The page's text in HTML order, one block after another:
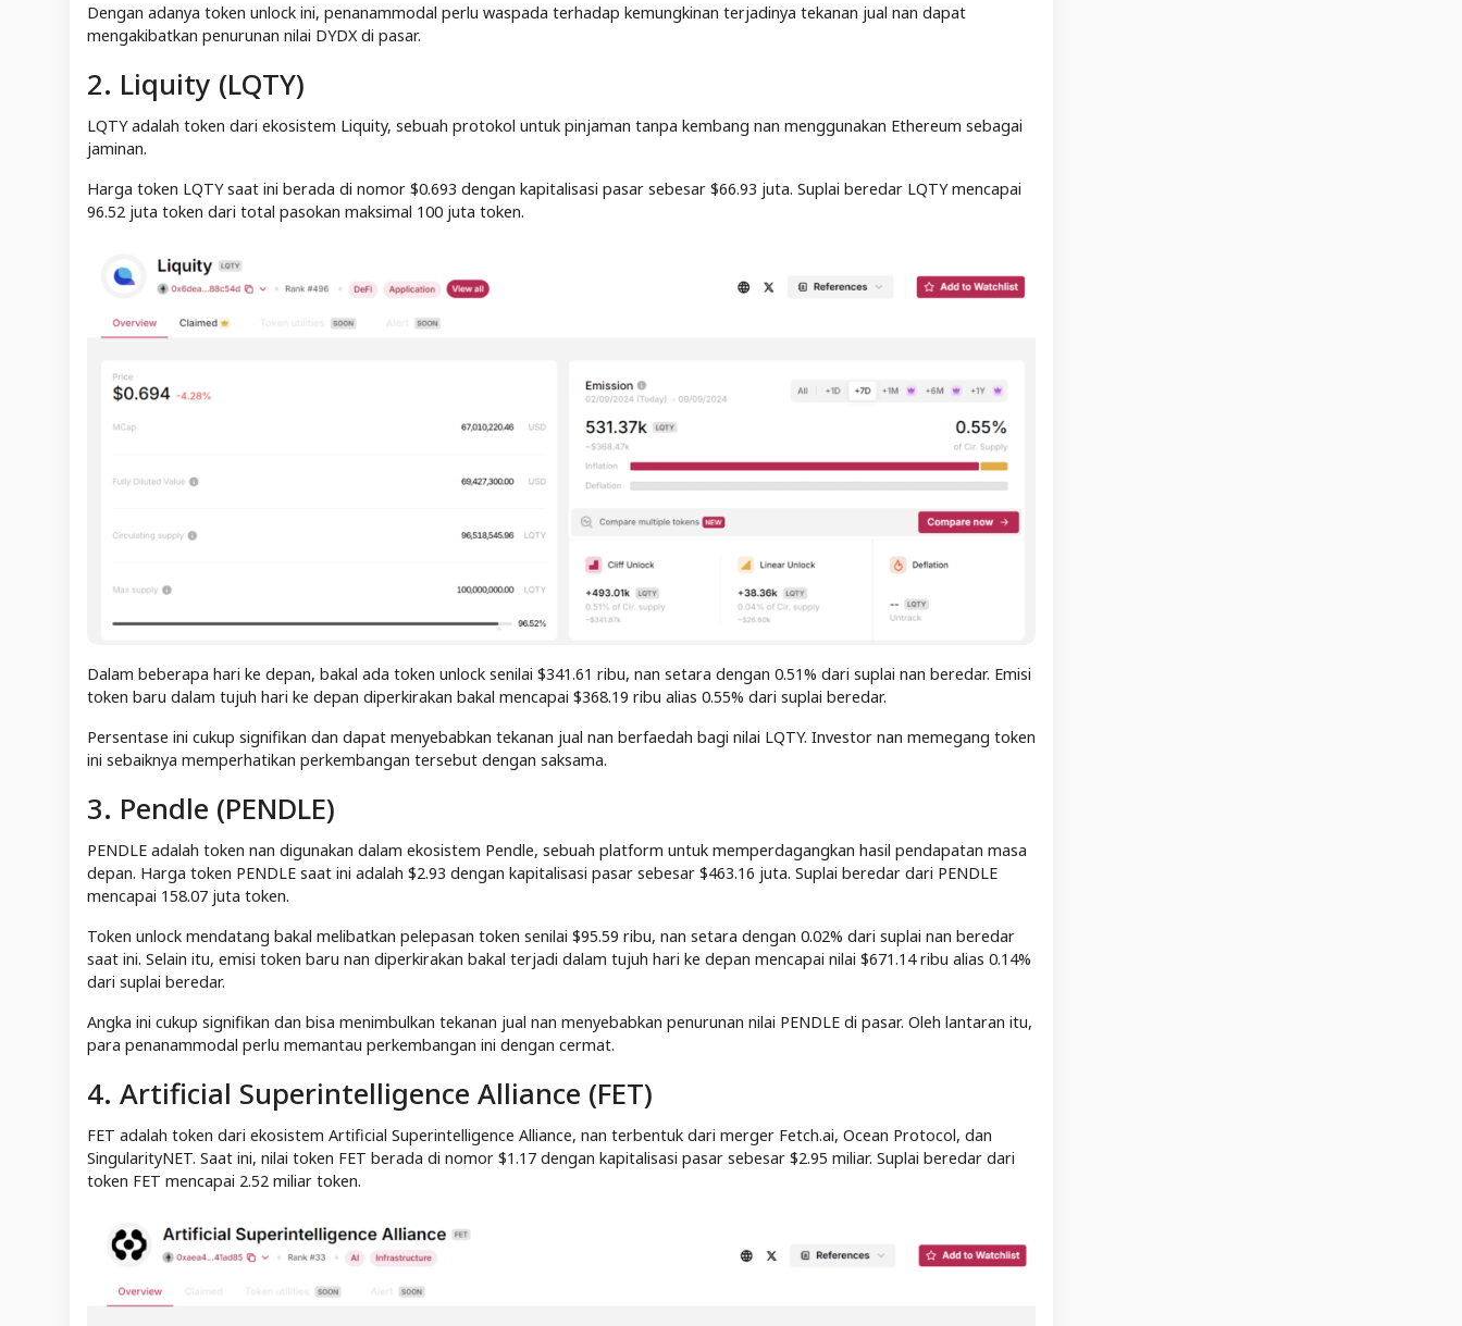
Dengan adanya token unlock ini, penanammodal perlu waspada terhadap kemungkinan terjadinya tekanan jual nan dapat
mengakibatkan penurunan nilai DYDX di pasar.
2. Liquity (LQTY)
LQTY adalah token dari ekosistem Liquity, sebuah protokol untuk pinjaman tanpa kembang nan menggunakan Ethereum sebagai
jaminan.
Harga token LQTY saat ini berada di nomor $0.693 dengan kapitalisasi pasar sebesar $66.93 juta. Suplai beredar LQTY mencapai
96.52 juta token dari total pasokan maksimal 100 juta token.
Dalam beberapa hari ke depan, bakal ada token unlock senilai $341.61 ribu, nan setara dengan 0.51% dari suplai nan beredar. Emisi
token baru dalam tujuh hari ke depan diperkirakan bakal mencapai $368.19 ribu alias 0.55% dari suplai beredar.
Persentase ini cukup signifikan dan dapat menyebabkan tekanan jual nan berfaedah bagi nilai LQTY. Investor nan memegang token
ini sebaiknya memperhatikan perkembangan tersebut dengan saksama.
3. Pendle (PENDLE)
PENDLE adalah token nan digunakan dalam ekosistem Pendle, sebuah platform untuk memperdagangkan hasil pendapatan masa
depan. Harga token PENDLE saat ini adalah $2.93 dengan kapitalisasi pasar sebesar $463.16 juta. Suplai beredar dari PENDLE
mencapai 158.07 juta token.
Token unlock mendatang bakal melibatkan pelepasan token senilai $95.59 ribu, nan setara dengan 0.02% dari suplai nan beredar
saat ini. Selain itu, emisi token baru nan diperkirakan bakal terjadi dalam tujuh hari ke depan mencapai nilai $671.14 ribu alias 0.14%
dari suplai beredar.
Angka ini cukup signifikan dan bisa menimbulkan tekanan jual nan menyebabkan penurunan nilai PENDLE di pasar. Oleh lantaran itu,
para penanammodal perlu memantau perkembangan ini dengan cermat.
4. Artificial Superintelligence Alliance (FET)
FET adalah token dari ekosistem Artificial Superintelligence Alliance, nan terbentuk dari merger Fetch.ai, Ocean Protocol, dan
SingularityNET. Saat ini, nilai token FET berada di nomor $1.17 dengan kapitalisasi pasar sebesar $2.95 miliar. Suplai beredar dari
token FET mencapai 2.52 miliar token.